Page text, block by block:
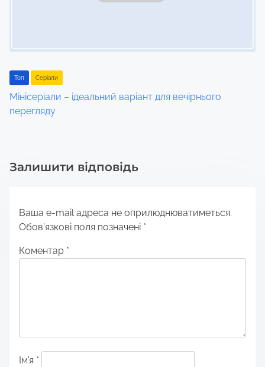
Toп Серіали
Мінісеріали – ідеальний варіант для вечірнього
перегляду
Залишити відповідь
Ваша e-mail адреса не оприлюднюватиметься.
Обов’язкові поля позначені *
Коментар *
Ім'я *